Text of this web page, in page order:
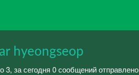
hyeongseop
3, за сегодня 0 сообщений отправлено